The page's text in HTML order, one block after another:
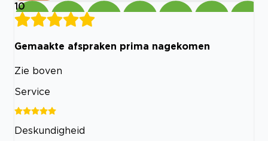
10
Gemaakte afspraken prima nagekomen
Zie boven
Service
Deskundigheid